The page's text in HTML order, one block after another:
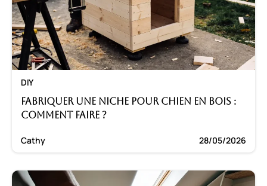
DIY
Fabriquer une niche pour chien en bois :
Comment faire ?
Cathy 28/05/2026